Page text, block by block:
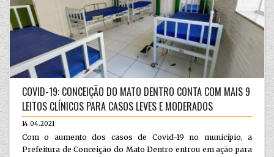
COVID-19: CONCEIÇÃO DO MATO DENTRO CONTA COM MAIS 9
LEITOS CLÍNICOS PARA CASOS LEVES E MODERADOS
14.04.2021
Com o aumento dos casos de Covid-19 no município, a
Prefeitura de Conceição do Mato Dentro entrou em ação para